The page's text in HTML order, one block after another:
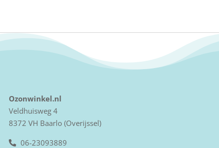
Ozonwinkel.nl
Veldhuisweg 4
8372 VH Baarlo (Overijssel)
06-23093889